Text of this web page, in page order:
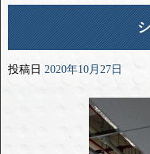
投稿日 2020年10月27日